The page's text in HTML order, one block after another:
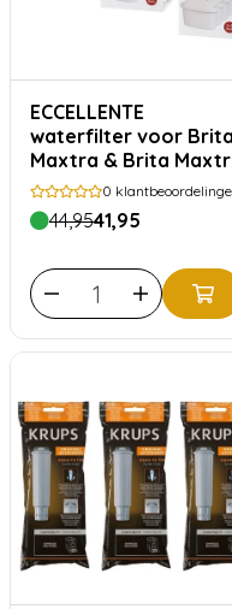
ECCELLENTE
waterfilter voor Brita
Maxtra & Brita
Pro - 12 stuks
jaarpakket
0
44,9541,95